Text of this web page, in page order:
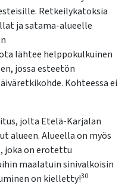
Retkeilykatoksia
ja satama-alueelle
lähtee helppokulkuinen
jossa esteetön
Kohteessa ei
jolta Etelä-Karjalan
alueen. Alueella on myös
joka on erotettu
maalatuin sinivalkoisin
on kielletty!30